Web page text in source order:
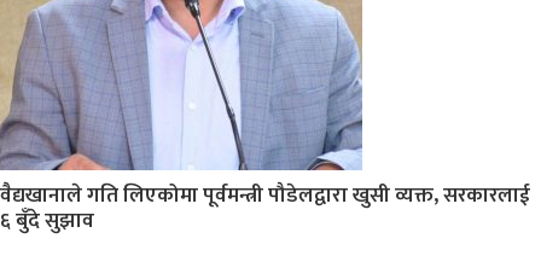
वैद्यखानाले गति लिएकोमा पूर्वमन्त्री पौडेलद्वारा खुसी व्यक्त, सरकारलाई
६ बुँदे सुझाव